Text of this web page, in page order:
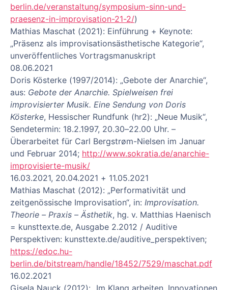
berlin.de/veranstaltung/symposium-sinn-und-
praesenz-in-improvisation-21-2/)
Mathias Maschat (2021): Einführung + Keynote:
„Präsenz als improvisationsästhetische Kategorie“,
unveröffentliches Vortragsmanuskript
08.06.2021
Doris Kösterke (1997/2014): „Gebote der Anarchie“,
aus: Gebote der Anarchie. Spielweisen frei
improvisierter Musik. Eine Sendung von Doris
Kösterke, Hessischer Rundfunk (hr2): „Neue Musik“,
Sendetermin: 18.2.1997, 20.30–22.00 Uhr. –
Überarbeitet für Carl Bergstrøm-Nielsen im Januar
und Februar 2014; http://www.sokratia.de/anarchie-
improvisierte-musik/
16.03.2021, 20.04.2021 + 11.05.2021
Mathias Maschat (2012): „Performativität und
zeitgenössische Improvisation“, in: Improvisation.
Theorie – Praxis – Ästhetik, hg. v. Matthias Haenisch
= kunsttexte.de, Ausgabe 2.2012 / Auditive
Perspektiven: kunsttexte.de/auditive_perspektiven;
https://edoc.hu-
berlin.de/bitstream/handle/18452/7529/maschat.pdf
16.02.2021
Gisela Nauck (2012): „Im Klang arbeiten. Innovationen